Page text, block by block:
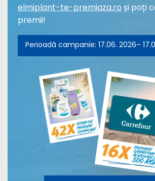
elmiplant-te-premiaza.ro și poți
premii!
Perioadă campanie: 17.06. 2026–